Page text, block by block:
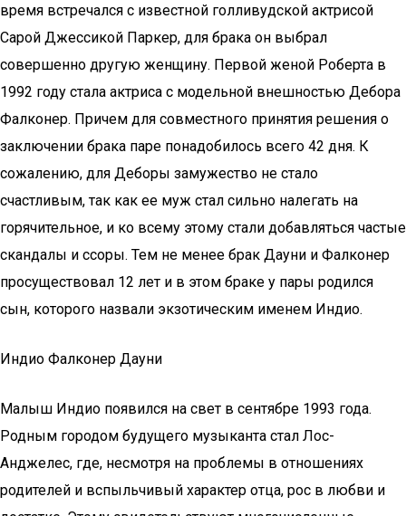
время встречался с известной голливудской актрисой
Сарой Джессикой Паркер, для брака он выбрал
совершенно другую женщину. Первой женой Роберта в
1992 году стала актриса с модельной внешностью Дебора
Фалконер. Причем для совместного принятия решения о
заключении брака паре понадобилось всего 42 дня. К
сожалению, для Деборы замужество не стало
счастливым, так как ее муж стал сильно налегать на
горячительное, и ко всему этому стали добавляться частые
скандалы и ссоры. Тем не менее брак Дауни и Фалконер
просуществовал 12 лет и в этом браке у пары родился
сын, которого назвали экзотическим именем Индио.
Индио Фалконер Дауни
Малыш Индио появился на свет в сентябре 1993 года.
Родным городом будущего музыканта стал Лос-
Анджелес, где, несмотря на проблемы в отношениях
родителей и вспыльчивый характер отца, рос в любви и